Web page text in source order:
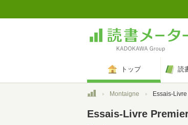
トップ 読
トップMontaigne Essais-Livre
Essais-Livre